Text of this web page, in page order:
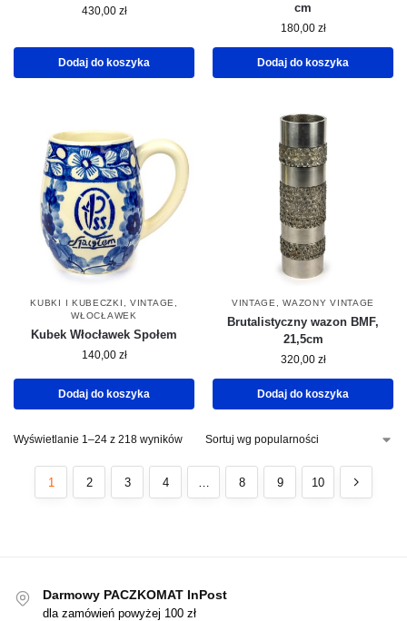
430,00 zł
Dodaj do koszyka
cm
180,00 zł
Dodaj do koszyka
KUBKI I KUBECZKI VINTAGE
WŁOCŁAWEK
Kubek Włocławek Społem
140,00 zł
Dodaj do koszyka
VINTAGE ,WAZONY VINTAGE
Brutalistyczny wazon BMF,
21,5cm
320,00 zł
Dodaj do koszyka
Wyświetlanie 1–24 z 218 wyników
1 2 3 4 … 8 9 10
Darmowy PACZKOMAT InPost
dla zamówień powyżej 100 zł